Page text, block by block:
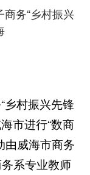
务“乡村振兴
乡村振兴先锋
市进行“数商
由威海市商务
系专业教师